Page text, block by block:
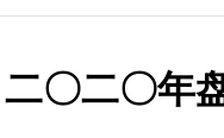
二〇二〇年